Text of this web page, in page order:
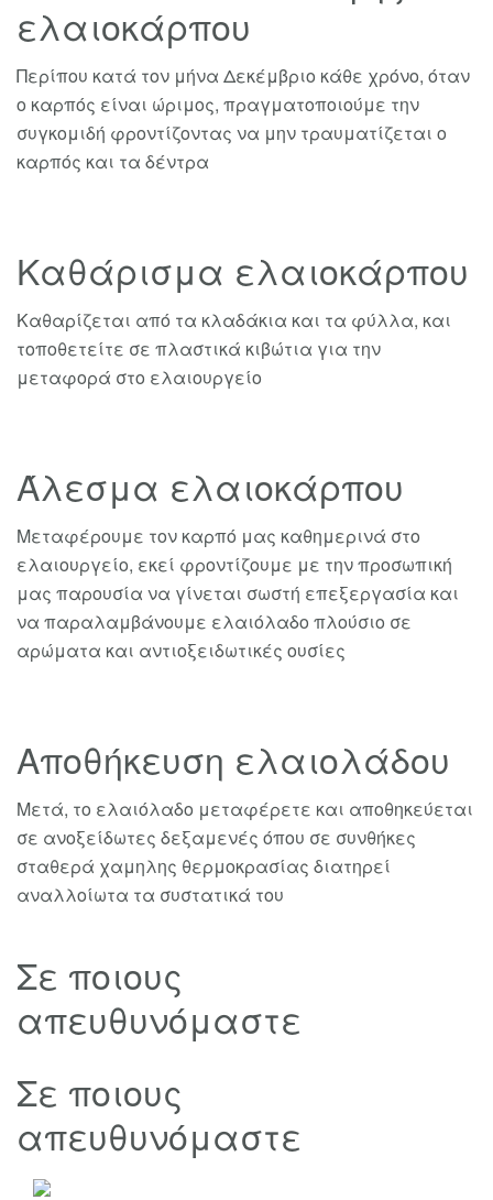
ελαιοκάρπου
Περίπου κατά τον μήνα Δεκέμβριο κάθε χρόνο, όταν
ο καρπός είναι ώριμος, πραγματοποιούμε την
συγκομιδή φροντίζοντας να μην τραυματίζεται ο
καρπός και τα δέντρα
Καθάρισμα ελαιοκάρπου
Καθαρίζεται από τα κλαδάκια και τα φύλλα, και
τοποθετείτε σε πλαστικά κιβώτια για την
μεταφορά στο ελαιουργείο
Άλεσμα ελαιοκάρπου
Μεταφέρουμε τον καρπό μας καθημερινά στο
ελαιουργείο, εκεί φροντίζουμε με την προσωπική
μας παρουσία να γίνεται σωστή επεξεργασία και
να παραλαμβάνουμε ελαιόλαδο πλούσιο σε
αρώματα και αντιοξειδωτικές ουσίες
Αποθήκευση ελαιολάδου
Μετά, το ελαιόλαδο μεταφέρετε και αποθηκεύεται
σε ανοξείδωτες δεξαμενές όπου σε συνθήκες
σταθερά χαμηλης θερμοκρασίας διατηρεί
αναλλοίωτα τα συστατικά του
Σε ποιους
απευθυνόμαστε
Σε ποιους
απευθυνόμαστε